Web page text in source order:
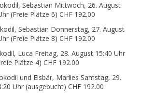
Sebastian Mittwoch, 26. August
15:30 Uhr (Freie Plätze 6) CHF 192.00
Sebastian Donnerstag, 27. August
17:00 Uhr (Freie Plätze 8) CHF 192.00
Luca Freitag, 28. August 15:40 Uhr
Plätze 4) CHF 192.00
und Eisbär, Marlies Samstag, 29.
August 13:20 Uhr (ausgebucht) CHF 192.00